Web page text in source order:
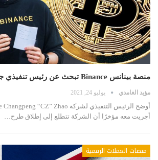
منصة بينانس Binance تبحث عن رئيس تنفيذي جديد
مؤيد الغامدي يوليو 24, 2021
أجريت معه مؤخرًا أن الشركة تتطلع إلى إطلاق طرح…
منصات العملات الرقمية